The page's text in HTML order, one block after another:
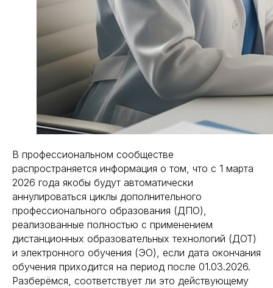
В профессиональном сообществе
распространяется информация о том, что с 1 марта
2026 года якобы будут автоматически
аннулироваться циклы дополнительного
профессионального образования (ДПО),
реализованные полностью с применением
дистанционных образовательных технологий (ДОТ)
и электронного обучения (ЭО), если дата окончания
обучения приходится на период после 01.03.2026.
Разберёмся, соответствует ли это действующему